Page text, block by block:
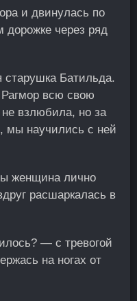
и двинулась по
через ряд
Батильда.
всю свою
взлюбила, но за
мы научились с ней
женщина лично
расшаркалась в
— с тревогой
на ногах от